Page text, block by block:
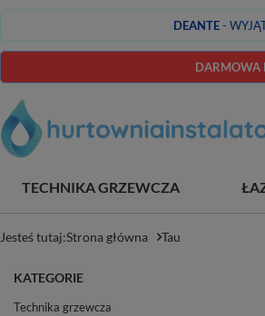
DEANTE-
DARMOWA
TECHNIKA GRZEWCZA
Jesteś tutaj:Strona główna Tau
KATEGORIE
Technika grzewcza